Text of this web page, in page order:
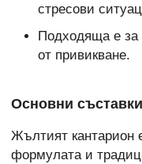
стресови
Подходяща е за
от привикване.
Основни
Жълтият кантарион
формулата и